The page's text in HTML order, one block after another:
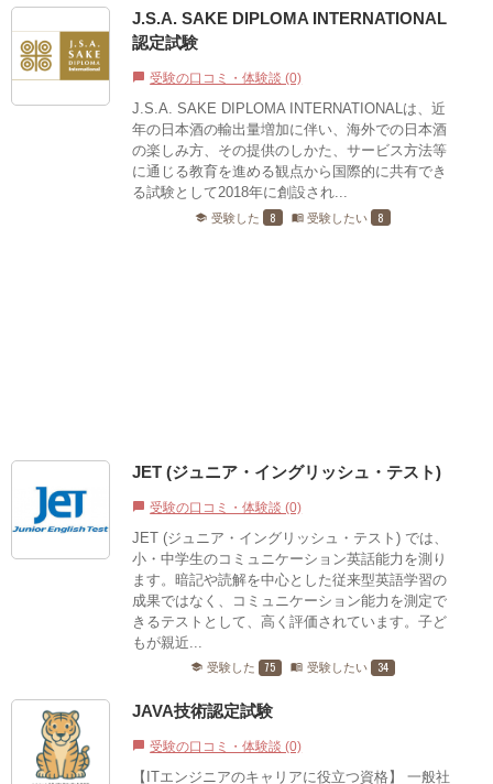
J.S.A. SAKE DIPLOMA INTERNATIONAL
認定試験
chat_bubble 受験の口コミ・体験談 (0)
J.S.A. SAKE DIPLOMA INTERNATIONALは、近
年の日本酒の輸出量増加に伴い、海外での日本酒
の楽しみ方、その提供のしかた、サービス方法等
に通じる教育を進める観点から国際的に共有でき
る試験として2018年に創設され...
school 受験した 8 menu_book 受験したい 8
JET (ジュニア・イングリッシュ・テスト)
chat_bubble 受験の口コミ・体験談 (0)
JET (ジュニア・イングリッシュ・テスト) では、
小・中学生のコミュニケーション英話能力を測り
ます。暗記や読解を中心とした従来型英語学習の
成果ではなく、コミュニケーション能力を測定で
きるテストとして、高く評価されています。子ど
もが親近...
school 受験した 75 menu_book 受験したい 34
JAVA技術認定試験
chat_bubble 受験の口コミ・体験談 (0)
【ITエンジニアのキャリアに役立つ資格】 一般社